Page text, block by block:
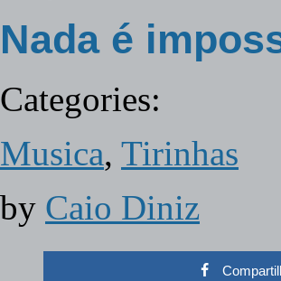
Nada é
Categories:
Musica, Tirinhas
by Caio Diniz